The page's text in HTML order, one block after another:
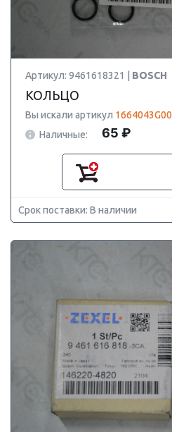
Артикул: 9461618321 | BOSCH
КОЛЬЦО
Вы искали артикул 1664043G00
Наличные:
65 ₽
Срок поставки: В наличии